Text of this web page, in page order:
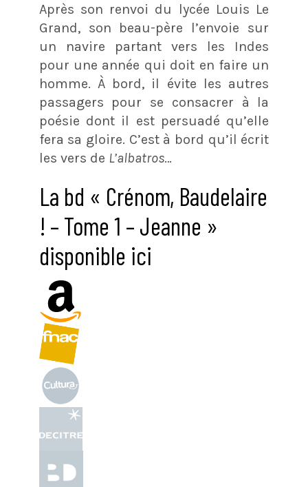
Après son renvoi du lycée Louis Le
Grand, son beau-père l’envoie sur
un navire partant vers les Indes
pour une année qui doit en faire un
homme. À bord, il évite les autres
passagers pour se consacrer à la
poésie dont il est persuadé qu’elle
fera sa gloire. C’est à bord qu’il écrit
les vers de L’albatros…
La bd « Crénom, Baudelaire
! – Tome 1 – Jeanne »
disponible ici